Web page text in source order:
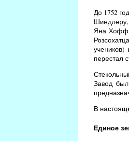
До 1752
Яна
перестал
Завод
В
Единое